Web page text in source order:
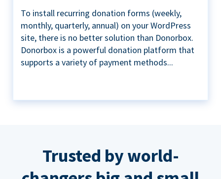
To install recurring donation forms (weekly,
monthly, quarterly, annual) on your WordPress
site, there is no better solution than Donorbox.
Donorbox is a powerful donation platform that
supports a variety of payment methods...
Trusted by world-